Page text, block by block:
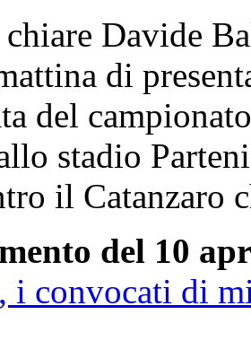
Davide
di
del
stadio
il Catanzaro
del 10
i convocati di